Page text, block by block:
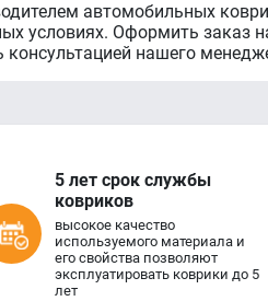
автомобильных
условиях. Оформить заказ
консультацией нашего
5 лет срок службы
ковриков
высокое качество
используемого материала и
его свойства позволяют
эксплуатировать коврики до 5
лет